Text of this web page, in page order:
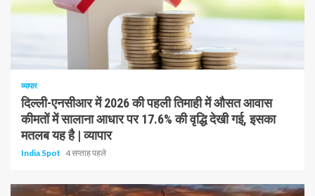
व्यापार
दिल्ली-एनसीआर में 2026 की पहली तिमाही में औसत आवास
कीमतों में सालाना आधार पर 17.6% की वृद्धि देखी गई, इसका
मतलब यह है | व्यापार
India Spot 4 सप्ताह पहले